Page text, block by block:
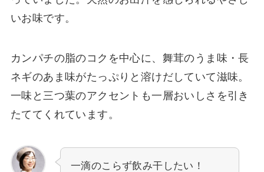
いお味です。
カンパチの脂のコクを中心に、舞茸のうま味・長
ネギのあま味がたっぷりと溶けだしていて滋味。
一味と三つ葉のアクセントも一層おいしさを引き
たててくれています。
一滴のこらず飲み干したい！